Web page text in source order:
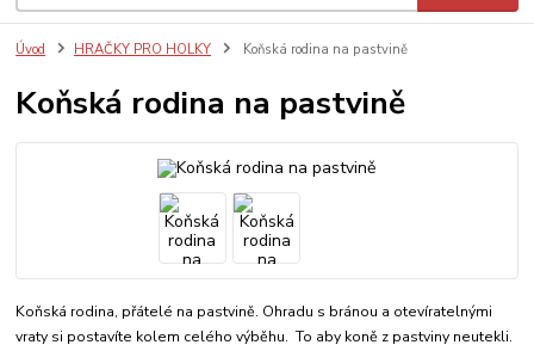
Úvod HRAČKY PRO HOLKY Koňská rodina na pastvině
Koňská rodina na pastvině
Koňská rodina, přátelé na pastvině. Ohradu s bránou a otevíratelnými
vraty si postavíte kolem celého výběhu. To aby koně z pastviny neutekli.